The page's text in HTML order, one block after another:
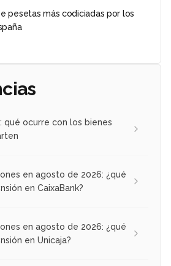
pesetas más codiciadas por los
qué ocurre con los bienes
en agosto de 2026: ¿qué
en CaixaBank?
en agosto de 2026: ¿qué
en Unicaja?